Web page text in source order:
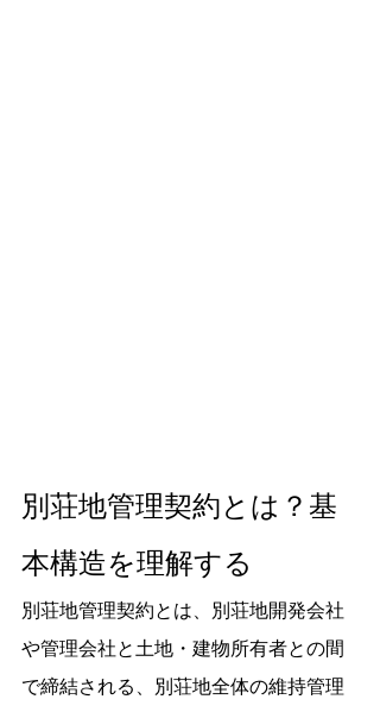
別荘地管理契約とは？基
本構造を理解する
別荘地管理契約とは、別荘地開発会社
や管理会社と土地・建物所有者との間
で締結される、別荘地全体の維持管理